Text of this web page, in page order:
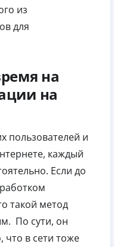
из
для
на
на
пользователей и
каждый
Если до
такой метод
По сути, он
что в сети тоже